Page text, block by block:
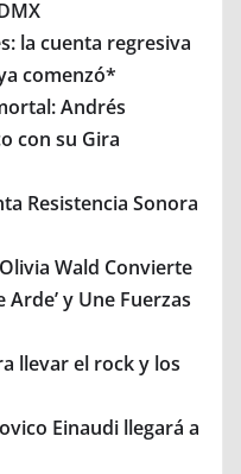
la cuenta regresiva
comenzó*
Andrés
con su Gira
Resistencia Sonora
Wald Convierte
Arde’ y Une Fuerzas
llevar el rock y los
Einaudi llegará a